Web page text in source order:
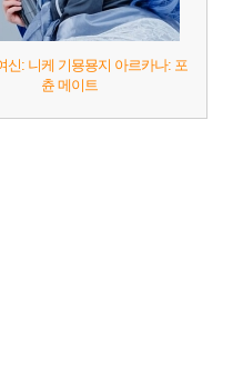
신: 니케 기묭묭지 아르카나: 포
츈 메이트